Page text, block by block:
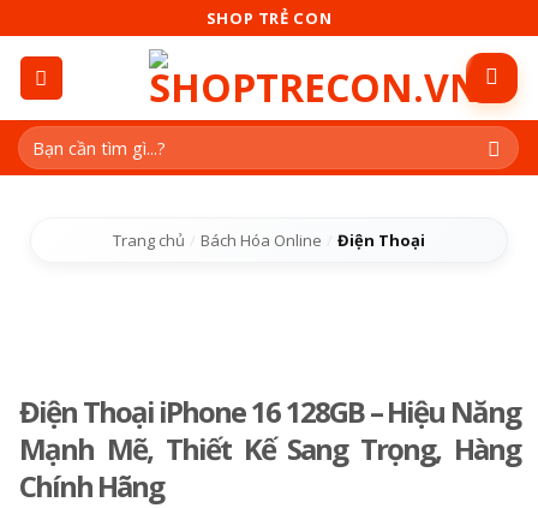
content
SHOP TRẺ CON
Tìm
kiếm:
Trang chủ Bách Hóa Online Điện Thoại
Điện Thoại iPhone 16 128GB – Hiệu Năng
Mạnh Mẽ, Thiết Kế Sang Trọng, Hàng
Chính Hãng